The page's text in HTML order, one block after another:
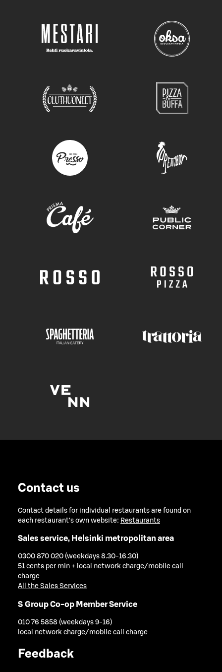
Contact us
Contact details for individual restaurants are found on
each restaurant's own website: Restaurants
Sales service, Helsinki metropolitan area
0300 870 020 (weekdays 8.30-16.30)
51 cents per min + local network charge/mobile call
charge
All the Sales Services
S Group Co-op Member Service
010 76 5858 (weekdays 9-16)
local network charge/mobile call charge
Feedback